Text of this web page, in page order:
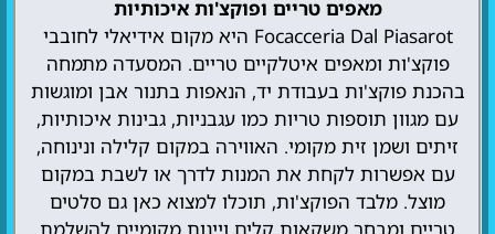
מאפים טריים ופוקצ'ות איכותיות
Focacceria Dal Piasarot היא מקום אידיאלי לחובבי
פוקצ'ות ומאפים איטלקיים טריים. המסעדה מתמחה
בהכנת פוקצ'ות בעבודת יד, הנאפות בתנור אבן ומוגשות
עם מגוון תוספות טריות כמו עגבניות, גבינות איכותיות,
זיתים ושמן זית מקומי. האווירה במקום קלילה ונינוחה,
עם אפשרות לקחת את המנות לדרך או לשבת במקום
מוצל. מלבד הפוקצ'ות, תוכלו למצוא כאן גם סלטים